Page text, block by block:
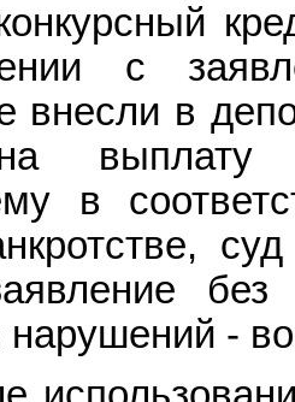
с
внесли в
выплату
в
-